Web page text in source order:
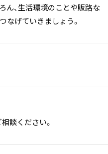
ん、生活環境のことや販路な
なげていきましょう。
談ください。